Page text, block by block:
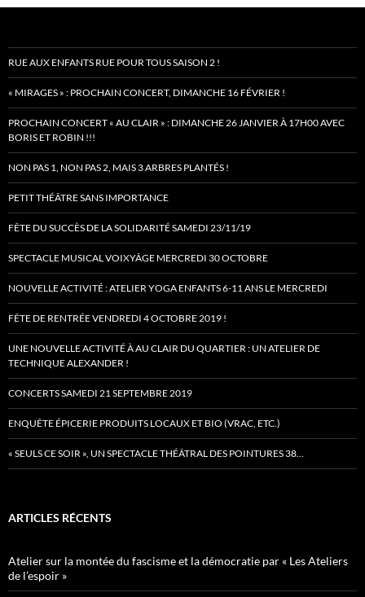
RUE AUX ENFANTS RUE POUR TOUS SAISON 2 !
« MIRAGES » : PROCHAIN CONCERT, DIMANCHE 16 FÉVRIER !
PROCHAIN CONCERT « AU CLAIR » : DIMANCHE 26 JANVIER À 17H00 AVEC
BORIS ET ROBIN !!!
NON PAS 1, NON PAS 2, MAIS 3 ARBRES PLANTÉS !
PETIT THÉÂTRE SANS IMPORTANCE
FÊTE DU SUCCÈS DE LA SOLIDARITÉ SAMEDI 23/11/19
SPECTACLE MUSICAL VOIXYÂGE MERCREDI 30 OCTOBRE
NOUVELLE ACTIVITÉ : ATELIER YOGA ENFANTS 6-11 ANS LE MERCREDI
FÊTE DE RENTRÉE VENDREDI 4 OCTOBRE 2019 !
UNE NOUVELLE ACTIVITÉ À AU CLAIR DU QUARTIER : UN ATELIER DE
TECHNIQUE ALEXANDER !
CONCERTS SAMEDI 21 SEPTEMBRE 2019
ENQUÊTE ÉPICERIE PRODUITS LOCAUX ET BIO (VRAC, ETC.)
« SEULS CE SOIR », UN SPECTACLE THÉÂTRAL DES POINTURES 38…
ARTICLES RÉCENTS
Atelier sur la montée du fascisme et la démocratie par « Les Ateliers
de l’espoir »